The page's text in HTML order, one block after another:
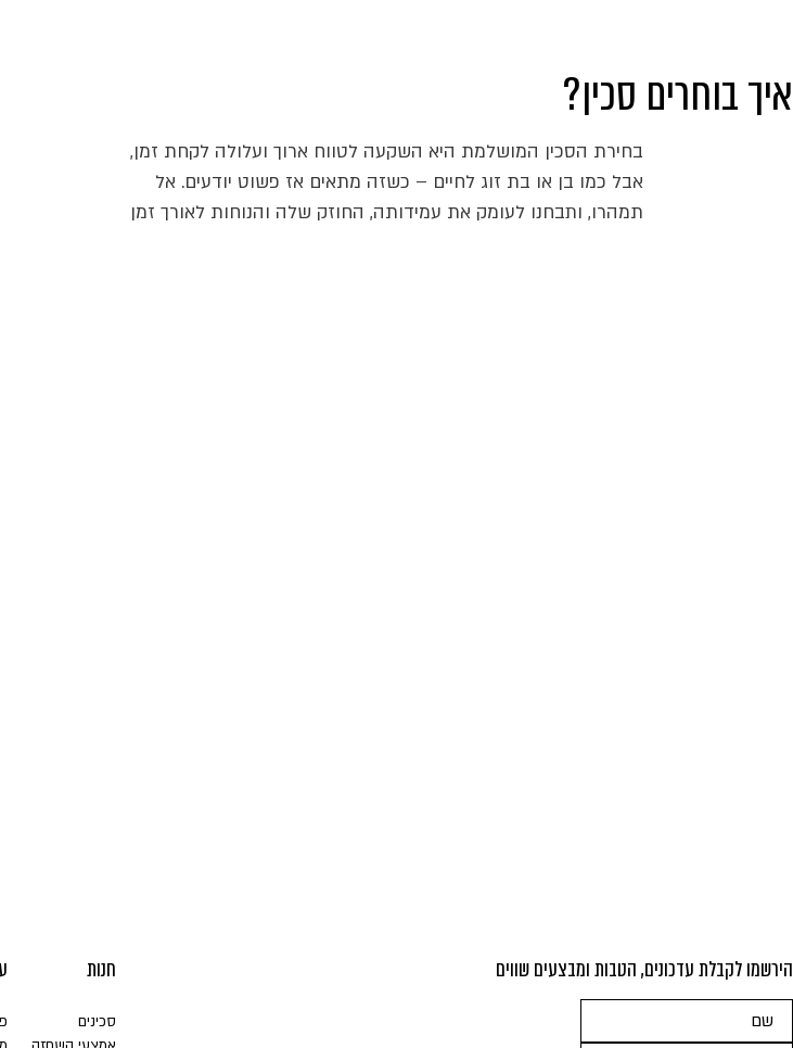
איך בוחרים סכין?
בחירת הסכין המושלמת היא השקעה לטווח ארוך ועלולה לקחת זמן,
אבל כמו בן או בת זוג לחיים – כשזה מתאים אז פשוט יודעים. אל
תמהרו, ותבחנו לעומק את עמידותה, החוזק שלה והנוחות לאורך זמן
הירשמו לקבלת עדכונים, הטבות ומבצעים שווים
אנא
חנות
סכינים